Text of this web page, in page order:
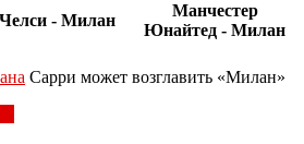
Челси - Милан
Манчестер
Юнайтед - Милан
Сарри может возглавить «Милан»